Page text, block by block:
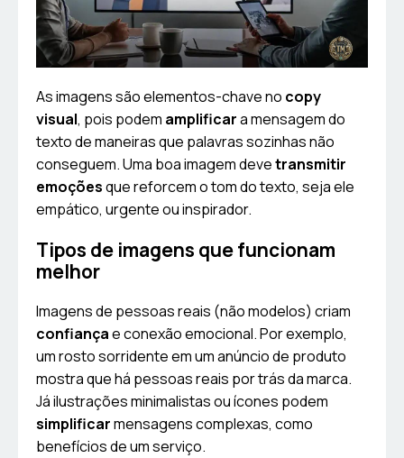
As imagens são elementos-chave no copy
visual, pois podem amplificara mensagem do
texto de maneiras que palavras sozinhas não
conseguem. Uma boa imagem devetransmitir
emoçõesque reforcem o tom do texto, seja ele
empático, urgente ou inspirador.
Tipos de imagens que funcionam
melhor
Imagens de pessoas reais (não modelos) criam
confiançae conexão emocional. Por exemplo,
um rosto sorridente em um anúncio de produto
mostra que há pessoas reais por trás da marca.
Já ilustrações minimalistas ou ícones podem
simplificarmensagens complexas, como
benefícios de um serviço.